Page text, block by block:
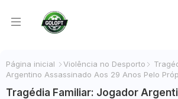
Página inicial Violência no Desporto
Argentino Assassinado Aos 29 Anos Pelo
Tragédia Familiar: Jogador